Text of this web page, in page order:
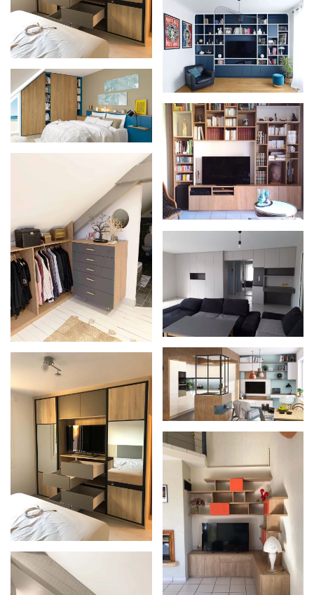
Zoom
Zoom
Zoom
Zoom
Zoom
Zoom
Zoom